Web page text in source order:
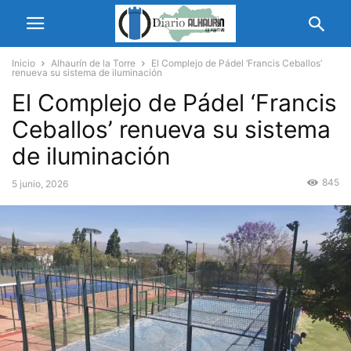
Inicio Alhaurín de la Torre
El Complejo de Pádel ‘Francis Ceballos’
renueva su sistema de iluminación
El Complejo de Pádel ‘Francis
Ceballos’ renueva su sistema
de iluminación
5 junio, 2026 845